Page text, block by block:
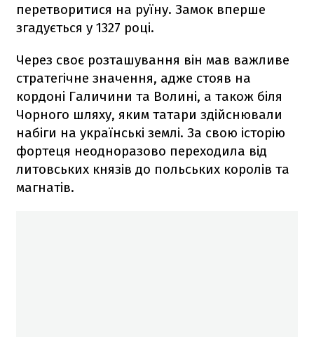
перетворитися на руїну. Замок вперше
згадується у 1327 році.
Через своє розташування він мав важливе
стратегічне значення, адже стояв на
кордоні Галичини та Волині, а також біля
Чорного шляху, яким татари здійснювали
набіги на українські землі. За свою історію
фортеця неодноразово переходила від
литовських князів до польських королів та
магнатів.